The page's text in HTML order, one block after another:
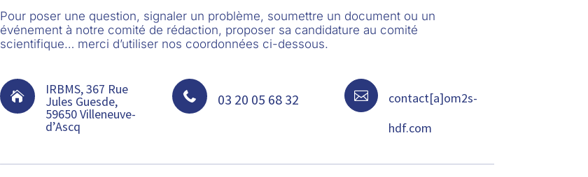
Pour poser une question, signaler un problème, soumettre un document ou un
événement à notre comité de rédaction, proposer sa candidature au comité
scientifique… merci d’utiliser nos coordonnées ci-dessous.
 IRBMS, 367 Rue
Jules Guesde,
59650 Villeneuve-
d’Ascq
 03 20 05 68 32 
contact[a]om2s-
hdf.com